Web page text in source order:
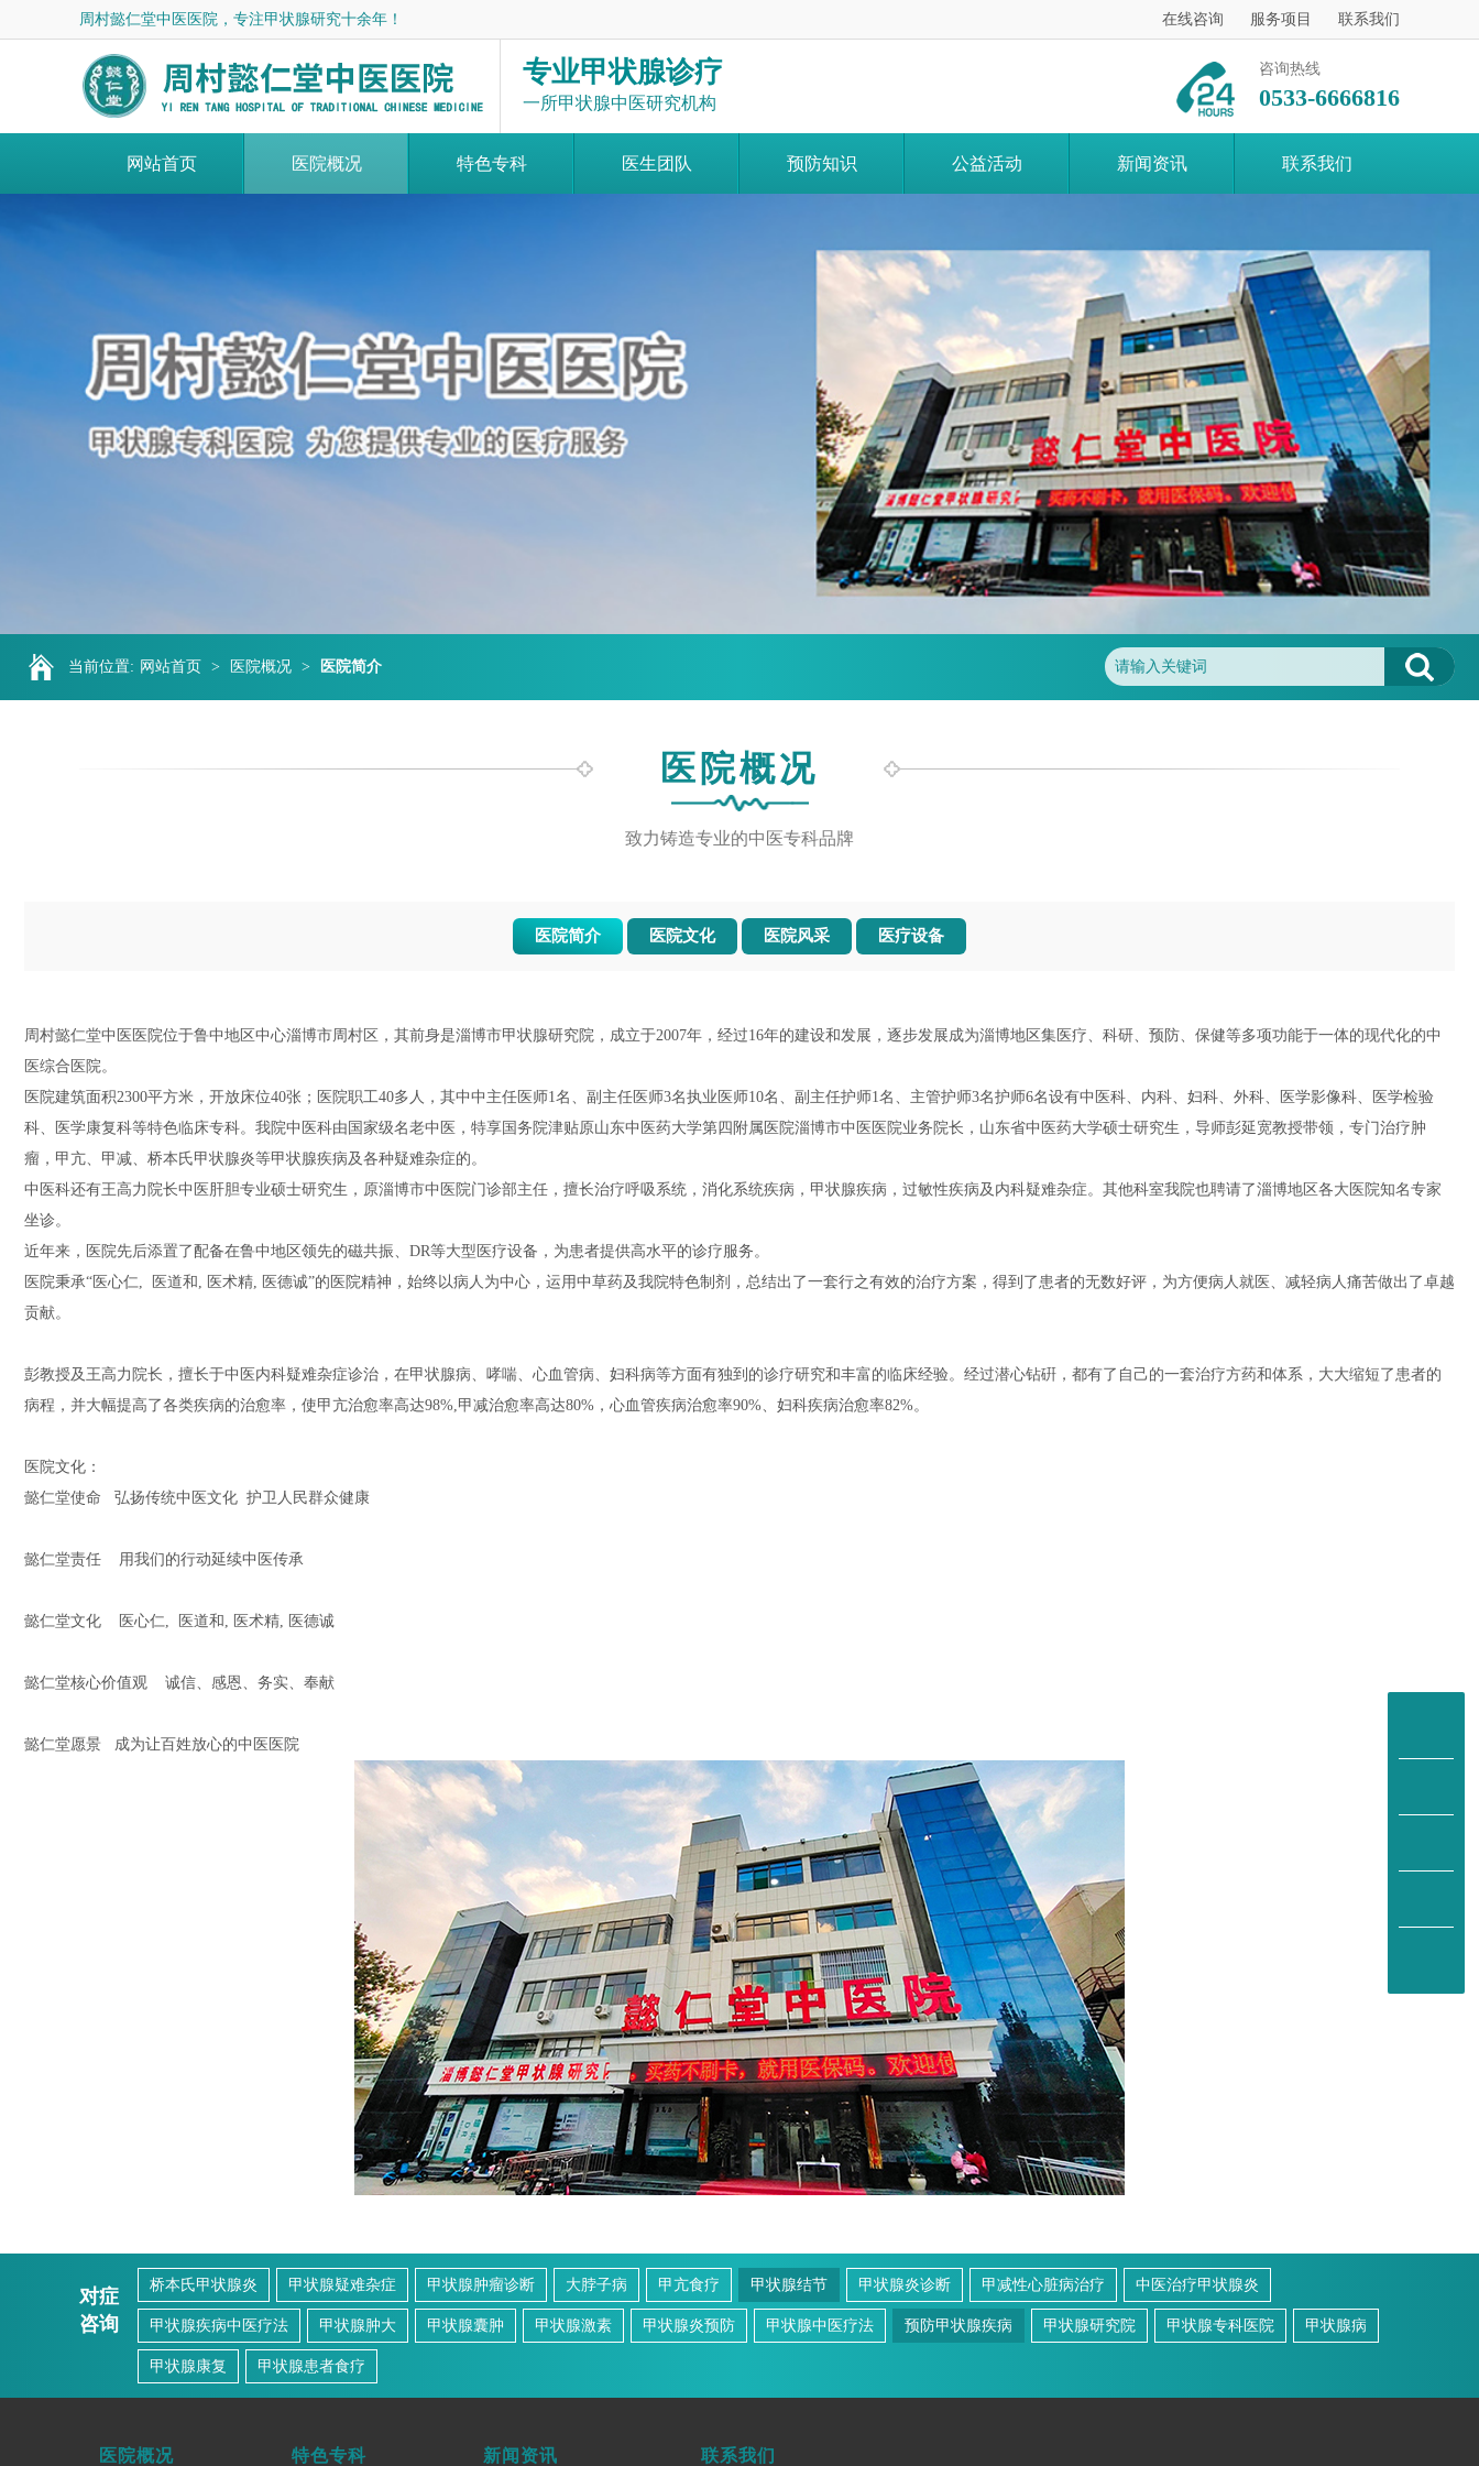
周村懿仁堂中医医院，专注甲状腺研究十余年！ 在线咨询 服务项目 联系我们
专业甲状腺诊疗
一所甲状腺中医研究机构
咨询热线
0533-6666816
网站首页 医院概况 特色专科 医生团队 预防知识 公益活动 新闻资讯 联系我们
当前位置: 网站首页 > 医院概况 > 医院简介
医院概况
致力铸造专业的中医专科品牌
医院简介 医院文化 医院风采 医疗设备
周村懿仁堂中医医院位于鲁中地区中心淄博市周村区，其前身是淄博市甲状腺研究院，成立于2007年，经过16年的建设和发展，逐步发展成为淄博地区集医疗、科研、预防、保健等多项功能于一体的现代化的中
医综合医院。
医院建筑面积2300平方米，开放床位40张；医院职工40多人，其中中主任医师1名、副主任医师3名执业医师10名、副主任护师1名、主管护师3名护师6名设有中医科、内科、妇科、外科、医学影像科、医学检验
科、医学康复科等特色临床专科。我院中医科由国家级名老中医，特享国务院津贴原山东中医药大学第四附属医院淄博市中医医院业务院长，山东省中医药大学硕士研究生，导师彭延宽教授带领，专门治疗肿
瘤，甲亢、甲减、桥本氏甲状腺炎等甲状腺疾病及各种疑难杂症的。
中医科还有王高力院长中医肝胆专业硕士研究生，原淄博市中医院门诊部主任，擅长治疗呼吸系统，消化系统疾病，甲状腺疾病，过敏性疾病及内科疑难杂症。其他科室我院也聘请了淄博地区各大医院知名专家
坐诊。
近年来，医院先后添置了配备在鲁中地区领先的磁共振、DR等大型医疗设备，为患者提供高水平的诊疗服务。
医院秉承“医心仁, 医道和, 医术精, 医德诚”的医院精神，始终以病人为中心，运用中草药及我院特色制剂，总结出了一套行之有效的治疗方案，得到了患者的无数好评，为方便病人就医、减轻病人痛苦做出了卓越
贡献。
彭教授及王高力院长，擅长于中医内科疑难杂症诊治，在甲状腺病、哮喘、心血管病、妇科病等方面有独到的诊疗研究和丰富的临床经验。经过潜心钻硏，都有了自己的一套治疗方药和体系，大大缩短了患者的
病程，并大幅提高了各类疾病的治愈率，使甲亢治愈率高达98%,甲减治愈率高达80%，心血管疾病治愈率90%、妇科疾病治愈率82%。
医院文化：
懿仁堂使命 弘扬传统中医文化 护卫人民群众健康
懿仁堂责任 用我们的行动延续中医传承
懿仁堂文化 医心仁, 医道和, 医术精, 医德诚
懿仁堂核心价值观 诚信、感恩、务实、奉献
懿仁堂愿景 成为让百姓放心的中医医院
对症
咨询
桥本氏甲状腺炎 甲状腺疑难杂症 甲状腺肿瘤诊断 大脖子病 甲亢食疗 甲状腺结节 甲状腺炎诊断 甲减性心脏病治疗 中医治疗甲状腺炎
甲状腺疾病中医疗法 甲状腺肿大 甲状腺囊肿 甲状腺激素 甲状腺炎预防 甲状腺中医疗法 预防甲状腺疾病 甲状腺研究院 甲状腺专科医院 甲状腺病
甲状腺康复 甲状腺患者食疗
医院概况 特色专科 新闻资讯 联系我们